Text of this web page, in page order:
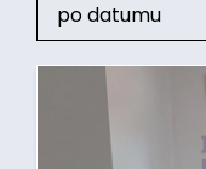
po datumu